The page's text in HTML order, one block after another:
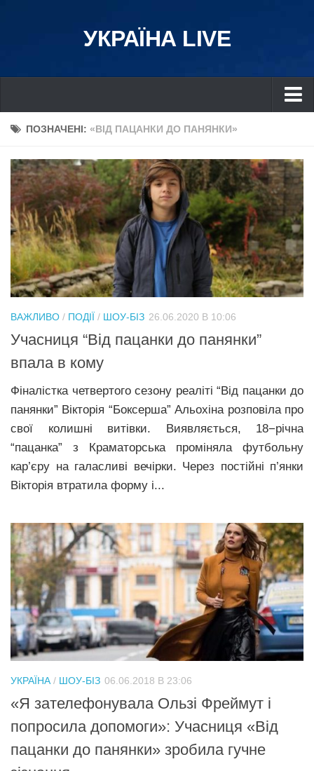
УКРАЇНА LIVE
Україна
Дніпро
Львів
Івано-Франківськ
Харків
Донбас
Одеса
Схід
Прикарпаття
Економіка
Політика
Світ
Наука
Технології
Рецепти
Привітання
Здоров’я
Події
Кримінал
Трагедії
Суспільство
Культура
Шоу-біз
ПОЗНАЧЕНІ: «ВІД ПАЦАНКИ ДО ПАНЯНКИ»
ВАЖЛИВО / ПОДІЇ / ШОУ-БІЗ 26.06.2020 В 10:06
Учасниця “Від пацанки до панянки”
впала в кому
Фіналістка четвертого сезону реаліті “Від пацанки до
панянки” Вікторія “Боксерша” Альохіна розповіла про
свої колишні витівки. Виявляється, 18−річна
“пацанка” з Краматорська проміняла футбольну
кар’єру на галасливі вечірки. Через постійні п’янки
Вікторія втратила форму і...
УКРАЇНА / ШОУ-БІЗ 06.06.2018 В 23:06
«Я зателефонувала Ользі Фреймут і
попросила допомоги»: Учасниця «Від
пацанки до панянки» зробила гучне